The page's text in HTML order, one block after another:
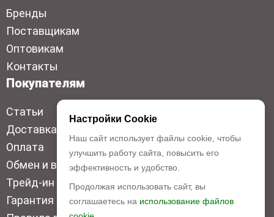
Бренды
Поставщикам
Оптовикам
Контакты
Покупателям
Статьи
Доставка
Оплата
Обмен и возврат
Трейд-ин
Гарантия низкой цены
Настройки Cookie
Наш сайт использует файлы cookie, чтобы
улучшить работу сайта, повысить его
эффективность и удобство.
Продолжая использовать сайт, вы
соглашаетесь на использование файлов